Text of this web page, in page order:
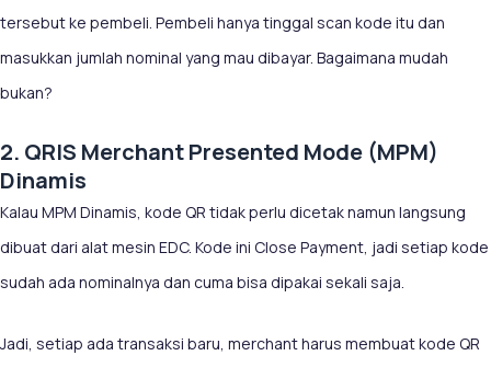
tersebut ke pembeli. Pembeli hanya tinggal scan kode itu dan
masukkan jumlah nominal yang mau dibayar. Bagaimana mudah
bukan?
2. QRIS Merchant Presented Mode (MPM)
Dinamis
Kalau MPM Dinamis, kode QR tidak perlu dicetak namun langsung
dibuat dari alat mesin EDC. Kode ini Close Payment, jadi setiap kode
sudah ada nominalnya dan cuma bisa dipakai sekali saja.
Jadi, setiap ada transaksi baru, merchant harus membuat kode QR